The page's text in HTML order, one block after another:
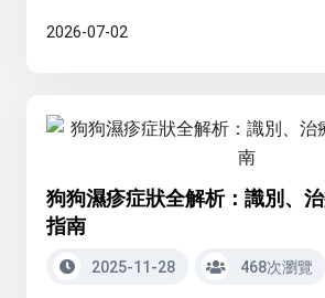
2026-07-02
狗狗濕疹症狀全解析：識別、
指南
2025-11-28 468次瀏覽